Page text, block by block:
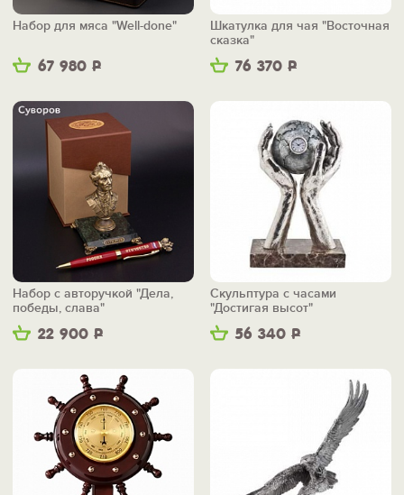
67 980 Р
Набор для мяса "Well-done"
76 370 Р
Шкатулка для чая "Восточная
сказка"
22 900 Р
Набор с авторучкой "Дела,
победы, слава"
56 340 Р
Скульптура с часами
"Достигая высот"